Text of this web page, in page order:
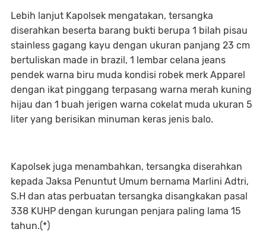
Lebih lanjut Kapolsek mengatakan, tersangka
diserahkan beserta barang bukti berupa 1 bilah pisau
stainless gagang kayu dengan ukuran panjang 23 cm
bertuliskan made in brazil, 1 lembar celana jeans
pendek warna biru muda kondisi robek merk Apparel
dengan ikat pinggang terpasang warna merah kuning
hijau dan 1 buah jerigen warna cokelat muda ukuran 5
liter yang berisikan minuman keras jenis balo.
Kapolsek juga menambahkan, tersangka diserahkan
kepada Jaksa Penuntut Umum bernama Marlini Adtri,
S.H dan atas perbuatan tersangka disangkakan pasal
338 KUHP dengan kurungan penjara paling lama 15
tahun.(*)